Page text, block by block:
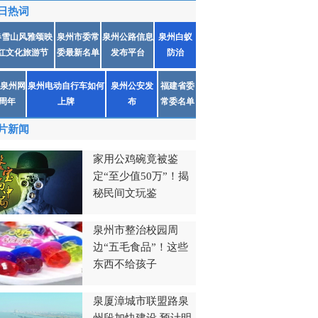
热词
山风雅颂映
文化旅游节
泉州市委常
委最新名单
泉州公路信息
发布平台
泉州白蚁
防治
州网
年
泉州电动自行车如何
上牌
泉州公安发
布
福建省委
常委名单
新闻
家用公鸡碗竟被鉴
定“至少值50万”！揭
秘民间文玩鉴
泉州市整治校园周
边“五毛食品”！这些
东西不给孩子
泉厦漳城市联盟路泉